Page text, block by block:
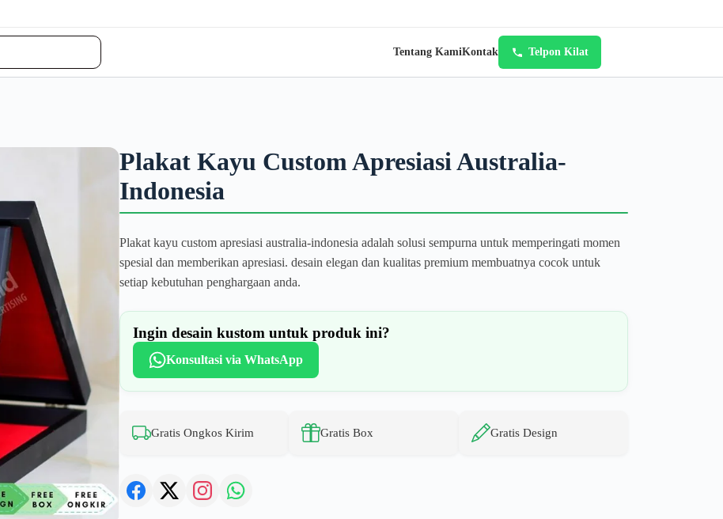
Tentang KamiKontak Telpon Kilat
Plakat Kayu Custom Apresiasi Australia-
Indonesia
Plakat kayu custom apresiasi australia-indonesia adalah solusi sempurna untuk memperingati momen
spesial dan memberikan apresiasi. desain elegan dan kualitas premium membuatnya cocok untuk
setiap kebutuhan penghargaan anda.
Ingin desain kustom untuk produk ini?
Konsultasi via WhatsApp
Gratis Ongkos Kirim Gratis Box Gratis Design